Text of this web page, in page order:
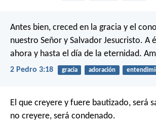
Antes bien, creced en la gracia y el
nuestro Señor y Salvador Jesucristo. A
ahora y hasta el día de la eternidad.
2 Pedro 3:18 gracia adoración
El que creyere y fuere bautizado, será
no creyere, será condenado.